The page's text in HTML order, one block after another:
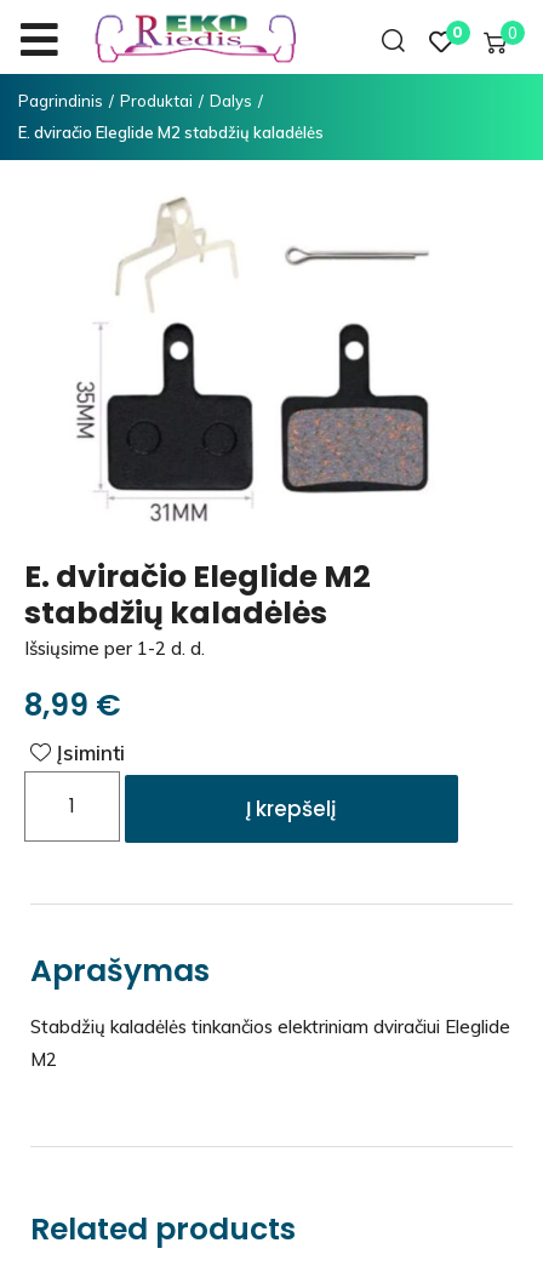
0 0
Pagrindinis / Produktai / Dalys /
E. dviračio Eleglide M2 stabdžių kaladėlės
E. dviračio Eleglide M2
stabdžių kaladėlės
Išsiųsime per 1-2 d. d.
8,99 €
Įsiminti
Į krepšelį
Aprašymas
Stabdžių kaladėlės tinkančios elektriniam dviračiui Eleglide
M2
Related products